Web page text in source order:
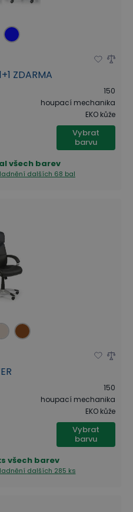
ZDARMA
150
houpací mechanika
EKO kůže
Vybrat
barvu
všech barev
dalších 68 bal
150
houpací mechanika
EKO kůže
Vybrat
barvu
všech barev
dalších 285 ks